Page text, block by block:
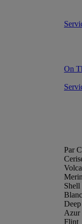
On
Par
Blanc
Azur
Flint